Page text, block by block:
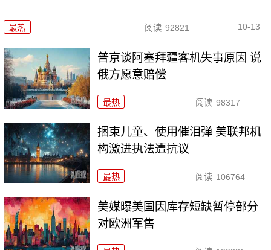
最热 阅读 92821 10-13
普京谈阿塞拜疆客机失事原因 说
俄方愿意赔偿
最热 阅读 98317
捆束儿童、使用催泪弹 美联邦机
构激进执法遭抗议
最热 阅读 106764
美媒曝美国因库存短缺暂停部分
对欧洲军售